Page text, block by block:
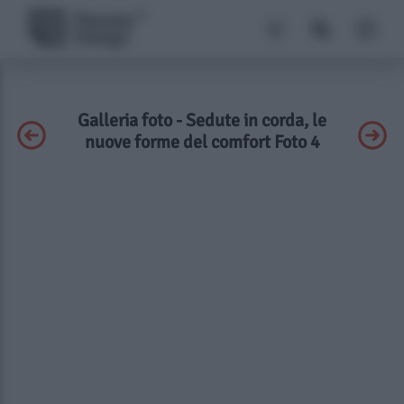
Galleria foto - Sedute in corda, le
nuove forme del comfort Foto 4